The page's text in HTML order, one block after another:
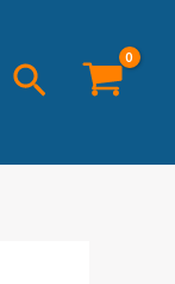
Buscar